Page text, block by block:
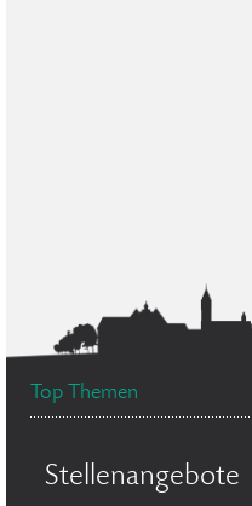
Top Themen
Stellenangebote